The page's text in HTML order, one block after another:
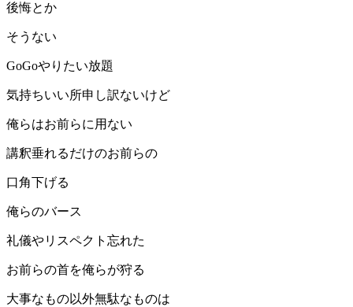
後悔とか
そうない
GoGoやりたい放題
気持ちいい所申し訳ないけど
俺らはお前らに用ない
講釈垂れるだけのお前らの
口角下げる
俺らのバース
礼儀やリスペクト忘れた
お前らの首を俺らが狩る
大事なもの以外無駄なものは